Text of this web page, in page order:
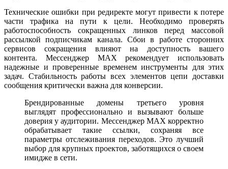
Технические ошибки при редиректе могут привести к потере
части трафика на пути к цели. Необходимо проверять
работоспособность сокращенных линков перед массовой
рассылкой подписчикам канала. Сбои в работе сторонних
сервисов сокращения влияют на доступность вашего
контента. Мессенджер MAX рекомендует использовать
надежные и проверенные временем инструменты для этих
задач. Стабильность работы всех элементов цепи доставки
сообщения критически важна для конверсии.
Брендированные домены третьего уровня
выглядят профессионально и вызывают больше
доверия у аудитории. Мессенджер MAX корректно
обрабатывает такие ссылки, сохраняя все
параметры отслеживания переходов. Это лучший
выбор для крупных проектов, заботящихся о своем
имидже в сети.